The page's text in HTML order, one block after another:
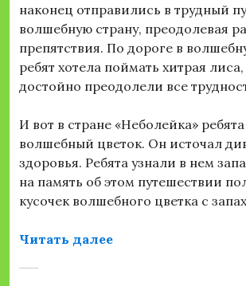
наконец отправились в трудный
волшебную страну, преодолевая
препятствия. По дороге в
ребят хотела поймать хитрая
достойно преодолели все
И вот в стране «Неболейка»
волшебный цветок. Он источал
здоровья. Ребята узнали в нем
на память об этом путешествии
кусочек волшебного цветка с
Читать далее«Спортивный